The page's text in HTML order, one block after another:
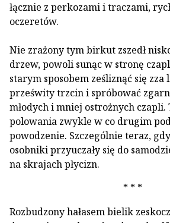
łącznie z perkozami i traczami,
oczeretów.
Nie zrażony tym birkut zszedł
drzew, powoli sunąc w stronę
starym sposobem ześliznąć się
prześwity trzcin i spróbować
młodych i mniej ostrożnych czapli.
polowania zwykle w co drugim
powodzenie. Szczególnie teraz,
osobniki przyuczały się do
na skrajach płycizn.
* * *
Rozbudzony hałasem bielik